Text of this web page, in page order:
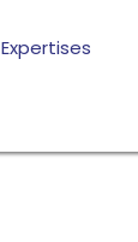
Expertises